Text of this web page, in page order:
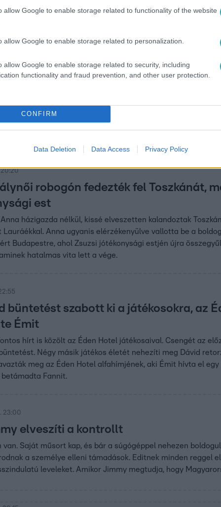
allow Google to enable storage related to functionality of the website
allow Google to enable storage related to personalization.
allow Google to enable storage related to security, including
functionality and fraud prevention, and other user protection.
CONFIRM
Data Deletion Data Access Privacy Policy
Az ugrás minden hétköznap 20:00-kor folytatódik az
kibírni” – Peller Anna már Szabó
stábtagnak konnektorokat osztogatott, mindeközben
bocsánatot kérni Szabó Győzőtől, aki hiába toppant be a
nézve folyton elnevette magát.
20:20
robogón fedezték fel Toszkánát,
est
házigazda nélkül, kissé elveszetten kalandoztak
Anna ugyanis elérzékenyülve vallotta be a
Budapestre, ahol Zsuzsi jótékonysági estjén újra
hatalmas vita lett a vége.
büntetést szabott ki a játékosokra, az
Émit
hírt is közölt az Éden Hotel játékosaival. Csengét az
Négy másik játékos életét nehezíti meg Dávid
meg az Éden Hotel alfahímjének, aki Émit hívta el
Fannit.
23:00
elveszíti a kontrollt
van. Saját műsort kap, és bár a súgógéppel nehezen
a személye elleni támadások. Editnek minden reggel
leveleket. Amikor Jimmy megtudja, hogy